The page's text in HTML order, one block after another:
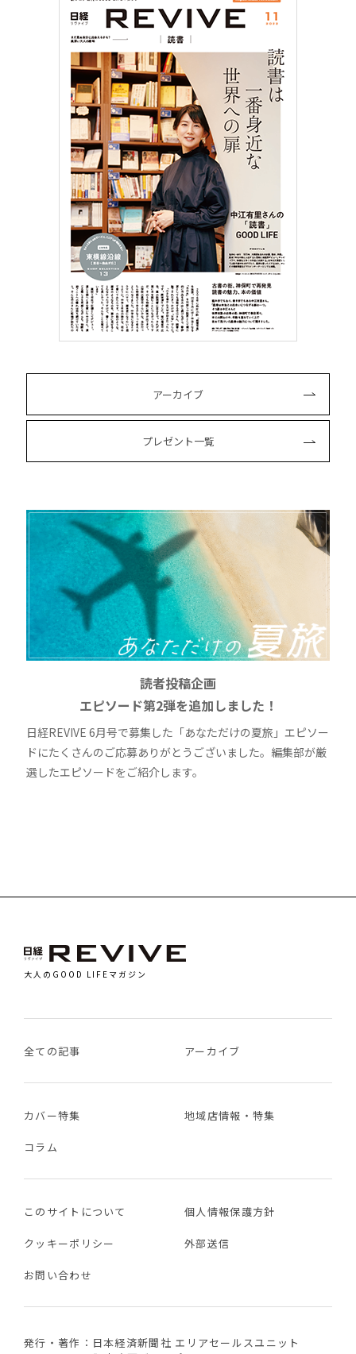
アーカイブ
プレゼント一覧
読者投稿企画
エピソード第2弾を追加しました！
日経REVIVE 6月号で募集した「あなただけの夏旅」エピソー
ドにたくさんのご応募ありがとうございました。編集部が厳
選したエピソードをご紹介します。
大人のGOOD LIFEマガジン
全ての記事 アーカイブ
カバー特集 地域店情報・特集
コラム
このサイトについて 個人情報保護方針
クッキーポリシー 外部送信
お問い合わせ
発行・著作：日本経済新聞社 エリアセールスユニット